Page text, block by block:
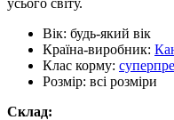
Вік: будь-який вік
Країна-виробник:
Клас корму:
Розмір: всі розміри
Склад: